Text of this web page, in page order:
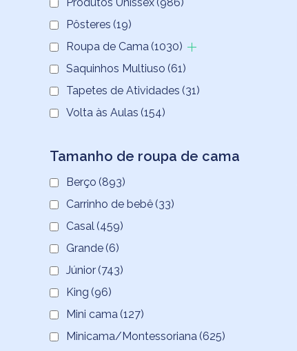
Pôsteres (19)
Roupa de Cama (1030)
Saquinhos Multiuso (61)
Tapetes de Atividades (31)
Volta às Aulas (154)
Tamanho de roupa de cama
Berço (893)
Carrinho de bebê (33)
Casal (459)
Grande (6)
Júnior (743)
King (96)
Mini cama (127)
Minicama/Montessoriana (625)